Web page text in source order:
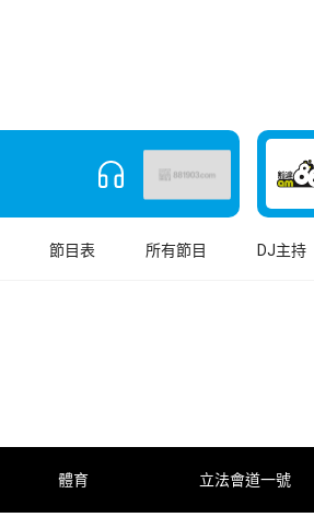
節目表 所有節目 DJ主持
體育 立法會道一號